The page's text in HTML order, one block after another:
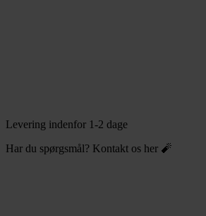
Levering indenfor 1-2 dage
Har du spørgsmål? Kontakt os her 🧨